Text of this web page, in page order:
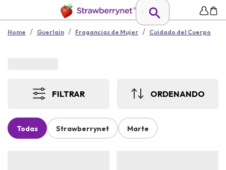
Home / Guerlain / Fragancias de Mujer / Cuidado del Cuerpo
FILTRAR ORDENANDO
Todas Strawberrynet Marte